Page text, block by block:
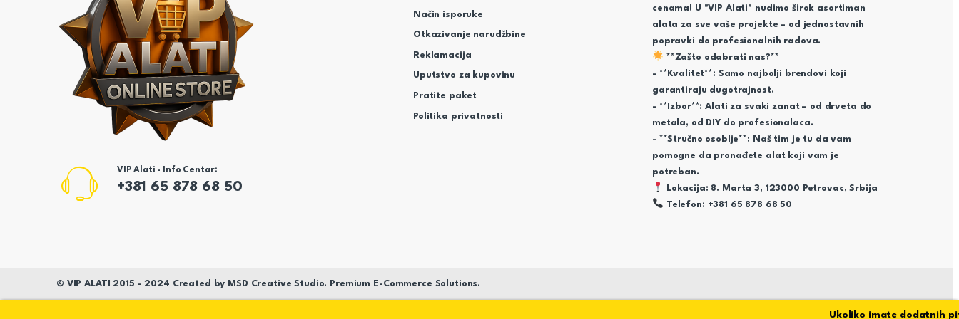
VIP Alati - Info Centar:
+381 65 878 68 50
Način isporuke
Otkazivanje narudžbine
Reklamacija
Uputstvo za kupovinu
Pratite paket
Politika privatnosti
cenama! U "VIP Alati" nudimo širok asortiman
alata za sve vaše projekte – od jednostavnih
popravki do profesionalnih radova.
**Zašto odabrati nas?**
- **Kvalitet**: Samo najbolji brendovi koji
garantiraju dugotrajnost.
- **Izbor**: Alati za svaki zanat – od drveta do
metala, od DIY do profesionalaca.
- **Stručno osoblje**: Naš tim je tu da vam
pomogne da pronađete alat koji vam je
potreban.
Lokacija: 8. Marta 3, 123000 Petrovac, Srbija
Telefon: +381 65 878 68 50
© VIP ALATI 2015 - 2024 Created by MSD Creative Studio. Premium E-Commerce Solutions.
Ukoliko imate dodatnih